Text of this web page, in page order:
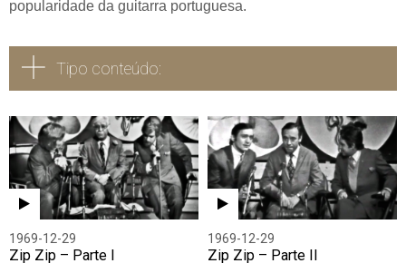
popularidade da guitarra portuguesa.
Tipo conteúdo:
Todos Vídeo Áudio
1969-12-29
Zip Zip – Parte I
1969-12-29
Zip Zip – Parte II